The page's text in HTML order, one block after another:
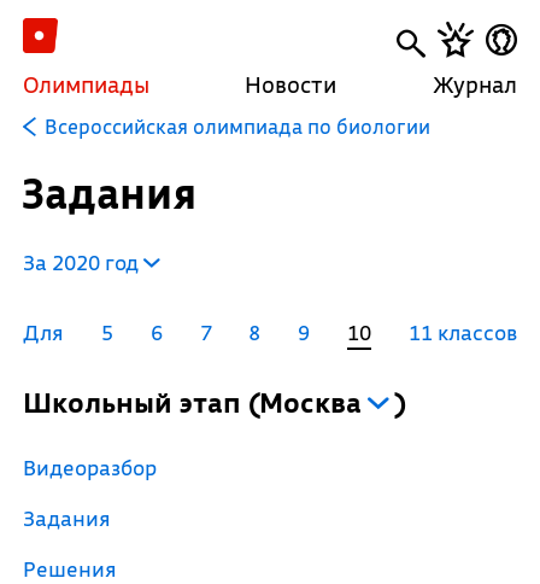
Олимпиады Новости Журнал
Всероссийская олимпиада по биологии
Задания
За 2020 год
Для 5 6 7 8 9 10 11 классов
Школьный этап (Москва )
Видеоразбор
Задания
Решения